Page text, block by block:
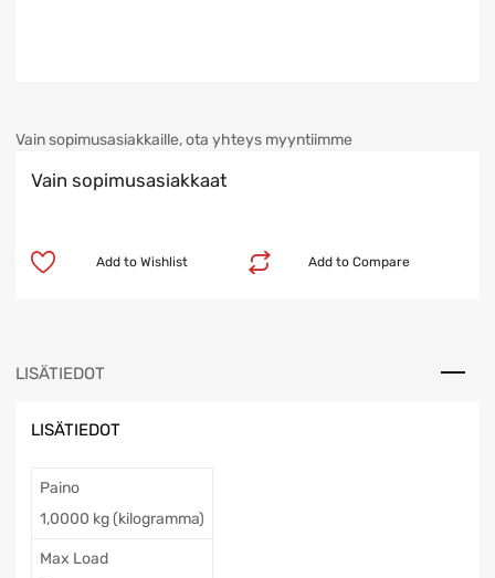
Vain sopimusasiakkaille, ota yhteys myyntiimme
Vain sopimusasiakkaat
Add to Compare
Add to Wishlist
LISÄTIEDOT
LISÄTIEDOT
Paino
1,0000 kg (kilogramma)
Max Load